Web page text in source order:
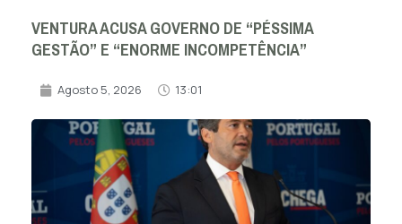
VENTURA ACUSA GOVERNO DE “PÉSSIMA
GESTÃO” E “ENORME INCOMPETÊNCIA”
Agosto 5, 2026 13:01